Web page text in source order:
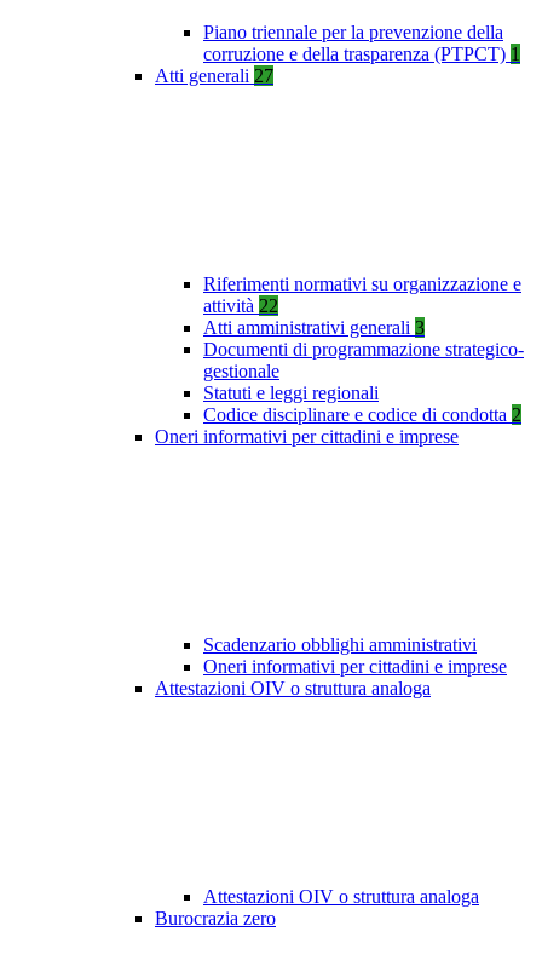
Piano triennale per la prevenzione della
corruzione e della trasparenza (PTPCT) 1
Atti generali 27
Riferimenti normativi su organizzazione e
attività 22
Atti amministrativi generali 3
Documenti di programmazione strategico-
gestionale
Statuti e leggi regionali
Codice disciplinare e codice di condotta 2
Oneri informativi per cittadini e imprese
Scadenzario obblighi amministrativi
Oneri informativi per cittadini e imprese
Attestazioni OIV o struttura analoga
Attestazioni OIV o struttura analoga
Burocrazia zero